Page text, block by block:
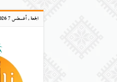
الجمعة , أغسطس 7 2026